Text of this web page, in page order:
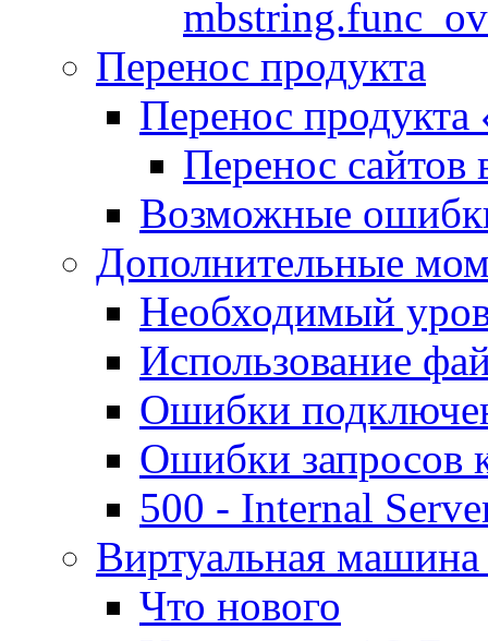
Перенос продукта
Перенос продукта
Перенос сайтов
Возможные
Дополнительные
Необходимый
Использование
Ошибки
Ошибки запросов
500 - Internal
Виртуальная
Что нового